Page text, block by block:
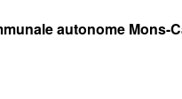
autonome Mons-